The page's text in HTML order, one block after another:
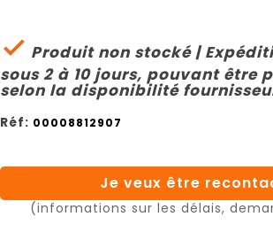
 Produit non stocké |
sous 2 à 10 jours, pouvant être
selon la disponibilité
Réf: 00008812907
Je veux être
(informations sur les délais,